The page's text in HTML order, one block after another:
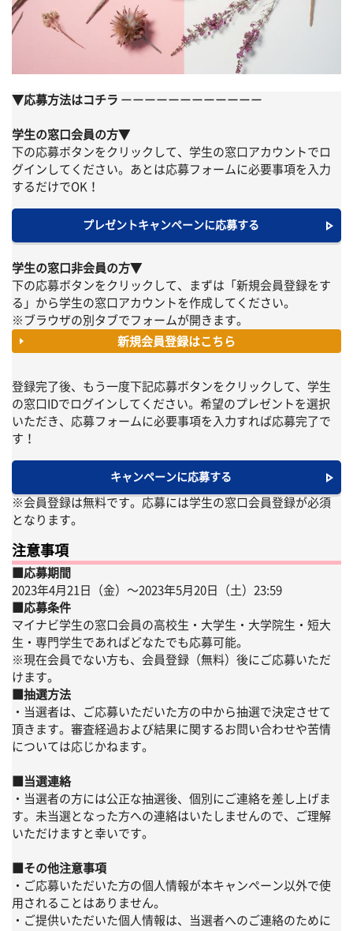
▼応募方法はコチラ ーーーーーーーーーーーー
学生の窓口会員の方▼
下の応募ボタンをクリックして、学生の窓口アカウントでロ
グインしてください。あとは応募フォームに必要事項を入力
するだけでOK！
プレゼントキャンペーンに応募する
学生の窓口非会員の方▼
下の応募ボタンをクリックして、まずは「新規会員登録をす
る」から学生の窓口アカウントを作成してください。
※ブラウザの別タブでフォームが開きます。
新規会員登録はこちら
登録完了後、もう一度下記応募ボタンをクリックして、学生
の窓口IDでログインしてください。希望のプレゼントを選択
いただき、応募フォームに必要事項を入力すれば応募完了で
す！
キャンペーンに応募する
※会員登録は無料です。応募には学生の窓口会員登録が必須
となります。
注意事項
■応募期間
2023年4月21日（金）〜2023年5月20日（土）23:59
■応募条件
マイナビ学生の窓口会員の高校生・大学生・大学院生・短大
生・専門学生であればどなたでも応募可能。
※現在会員でない方も、会員登録（無料）後にご応募いただ
けます。
■抽選方法
・当選者は、ご応募いただいた方の中から抽選で決定させて
頂きます。審査経過および結果に関するお問い合わせや苦情
については応じかねます。
■当選連絡
・当選者の方には公正な抽選後、個別にご連絡を差し上げま
す。未当選となった方への連絡はいたしませんので、ご理解
いただけますと幸いです。
■その他注意事項
・ご応募いただいた方の個人情報が本キャンペーン以外で使
用されることはありません。
・ご提供いただいた個人情報は、当選者へのご連絡のために